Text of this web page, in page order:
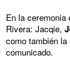
En la
Rivera: Jacqie,
como también
comunicado.